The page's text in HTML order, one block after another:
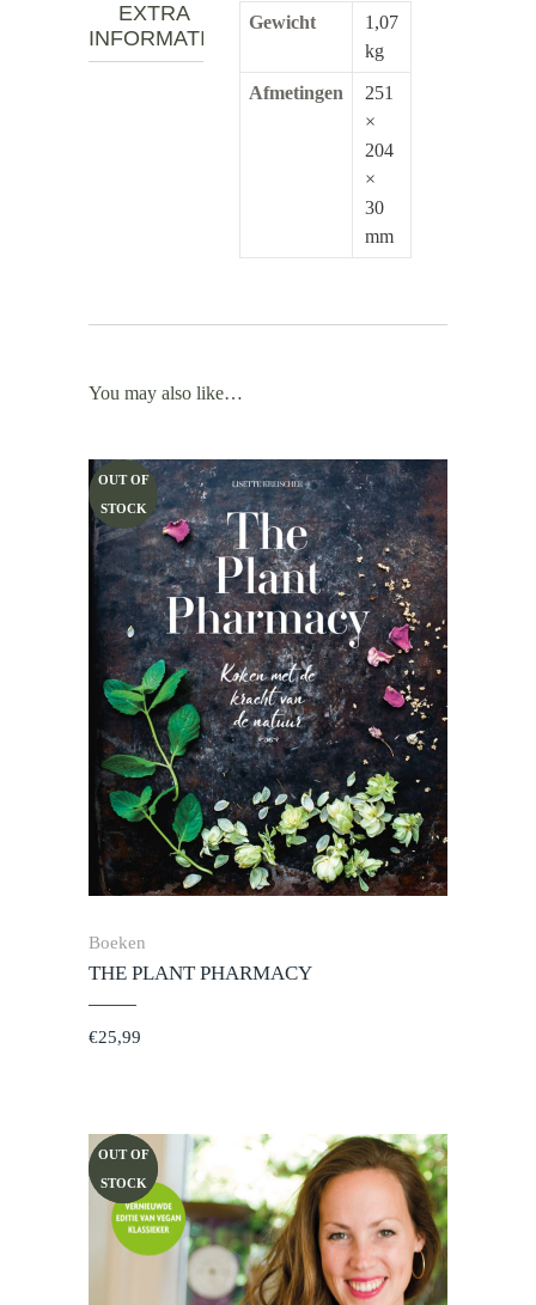
EXTRA
INFORMATIE
Gewicht
1,07
kg
Afmetingen
251
×
204
×
30
mm
You may also like…
OUT OF
STOCK
Boeken
THE PLANT PHARMACY
€25,99
OUT OF
STOCK